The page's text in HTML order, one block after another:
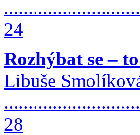
24
Rozhýbat se –
Libuše
28